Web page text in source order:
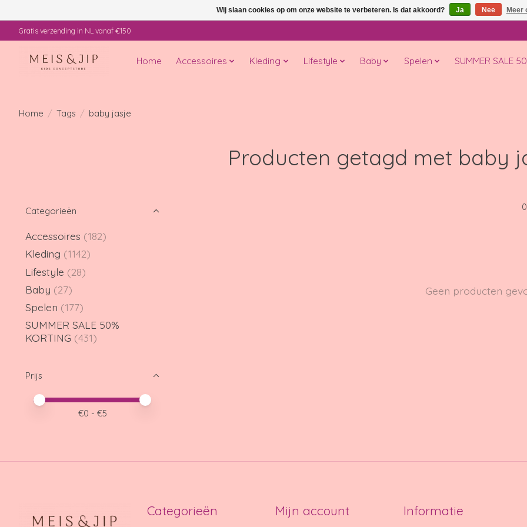
Gratis verzending in NL vanaf €150
Home Accessoires Kleding Lifestyle Baby Spelen SUMMER SALE
Home / Tags / baby jasje
Producten getagd met baby
Categorieën
Accessoires (182)
Kleding (1142)
Lifestyle (28)
Baby (27)
Spelen (177)
SUMMER SALE 50%
KORTING (431)
Prijs
Minimale prijswaarde
Price maximum value
€0 - €5
Geen producten
Categorieën Mijn account Informatie
Wij slaan cookies op om onze website te verbeteren. Is dat akkoord? Ja Nee Meer